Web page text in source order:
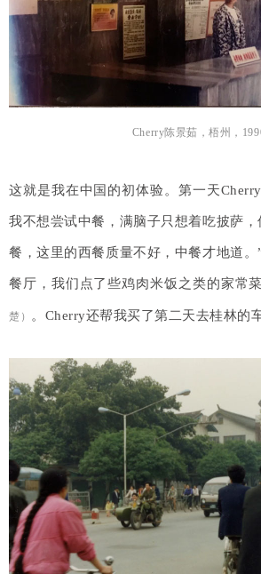
Cherry陈景茹，梧州，
这就是我在中国的初体验。第一天
我不想尝试中餐，满脑子只想着吃披萨
餐，这里的西餐质量不好，中餐才地道
餐厅，我们点了些鸡肉米饭之类的家常菜
楚） 。 Cherry还帮我买了第二天去桂林的